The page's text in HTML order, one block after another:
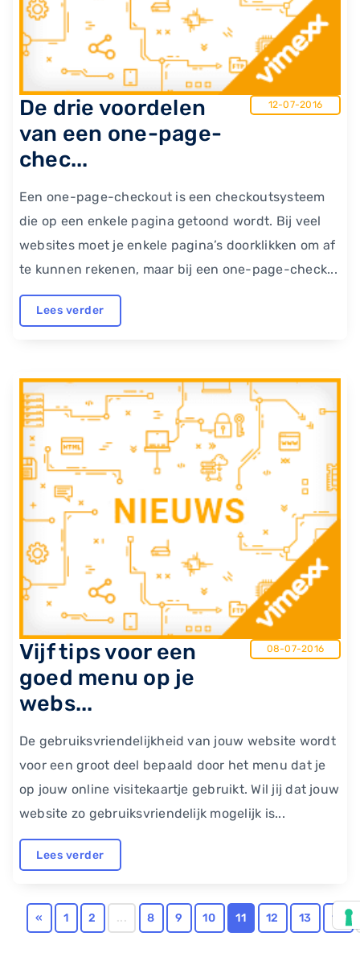
​De drie voordelen
van een one-page-
chec...
12-07-2016
Een one-page-checkout is een checkoutsysteem
die op een enkele pagina getoond wordt. Bij veel
websites moet je enkele pagina’s doorklikken om af
te kunnen rekenen, maar bij een one-page-check...
Lees verder
​Vijf tips voor een
goed menu op je
webs...
08-07-2016
De gebruiksvriendelijkheid van jouw website wordt
voor een groot deel bepaald door het menu dat je
op jouw online visitekaartje gebruikt. Wil jij dat jouw
website zo gebruiksvriendelijk mogelijk is...
Lees verder
« 1 2 ... 8 9 10 11 12 13 14